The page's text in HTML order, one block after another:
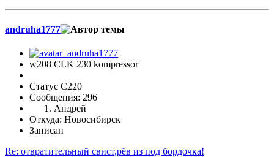
andruha1777
w208 CLK 230 kompressor
Статус C220
Сообщения: 296
Андрей
Откуда: Новосибирск
Записан
Re: отвратительный свист,рёв из под бордочка!